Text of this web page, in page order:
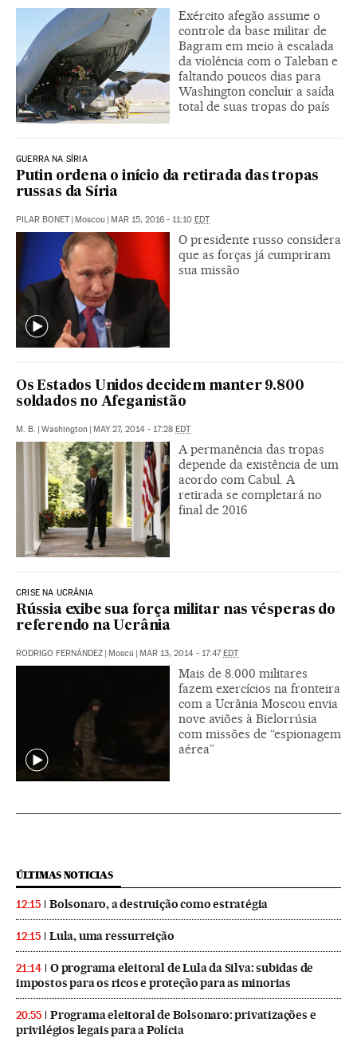
Exército afegão assume o
controle da base militar de
Bagram em meio à escalada
da violência com o Taleban e
faltando poucos dias para
Washington concluir a saída
total de suas tropas do país
GUERRA NA SÍRIA
Putin ordena o início da retirada das tropas
russas da Síria
PILAR BONET Moscou MAR 15, 2016 - 11:10 EDT
O presidente russo considera
que as forças já cumpriram
sua missão
Os Estados Unidos decidem manter 9.800
soldados no Afeganistão
M. B. Washington MAY 27, 2014 - 17:28 EDT
A permanência das tropas
depende da existência de um
acordo com Cabul. A
retirada se completará no
final de 2016
CRISE NA UCRÂNIA
Rússia exibe sua força militar nas vésperas do
referendo na Ucrânia
RODRIGO FERNÁNDEZ | Moscú | MAR 13, 2014 - 17:47EDT
Mais de 8.000 militares
fazem exercícios na fronteira
com a Ucrânia Moscou envia
nove aviões à Bielorrúsia
com missões de “espionagem
aérea”
ÚLTIMAS NOTICIAS
12:15 Bolsonaro, a destruição como estratégia
12:15 Lula, uma ressurreição
21:14
O programa eleitoral de Lula da Silva: subidas de
impostos para os ricos e proteção para as minorias
20:55
Programa eleitoral de Bolsonaro: privatizações e
privilégios legais para a Polícia